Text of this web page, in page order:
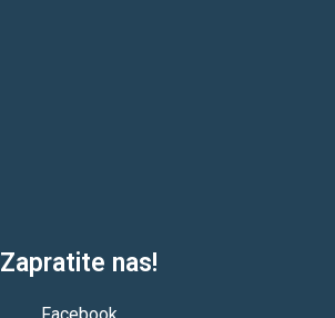
Zapratite nas!